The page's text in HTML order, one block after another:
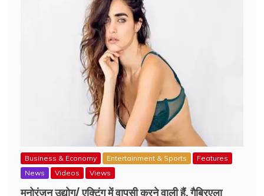
Business & Economy Entertainment & Sports
Features
News
Videos Views
मनोरंजन उद्योग/ एक्टिंग में वापसी करने वाली हैं, गैब्रिएला